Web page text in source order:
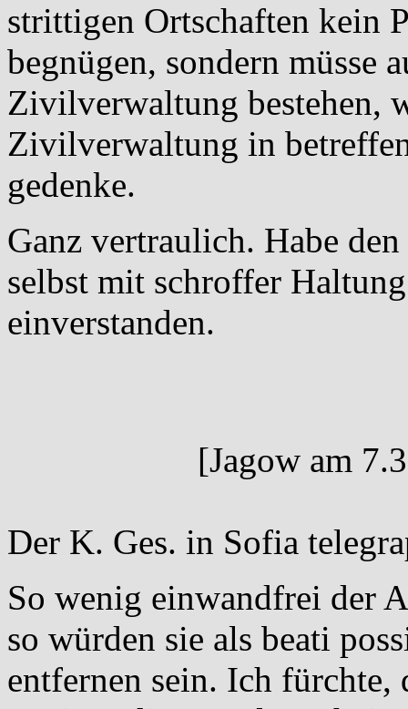
strittigen Ortschaften kein
begnügen, sondern müsse
Zivilverwaltung bestehen,
Zivilverwaltung in
gedenke.
Ganz vertraulich. Habe
selbst mit schroffer
einverstanden.
[Jagow am
Der K. Ges. in Sofia
So wenig einwandfrei der
so würden sie als beati
entfernen sein. Ich